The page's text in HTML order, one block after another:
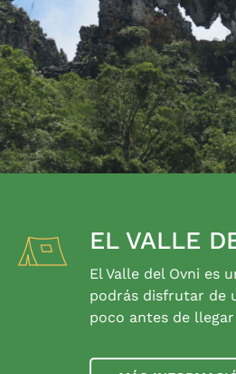
EL VALLE
El Valle del Ovni es
podrás disfrutar de
poco antes de